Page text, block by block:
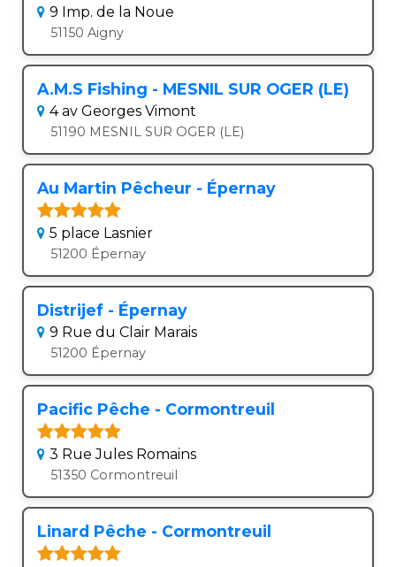
9 Imp. de la Noue
51150 Aigny
A.M.S Fishing - MESNIL SUR OGER (LE)
4 av Georges Vimont
51190 MESNIL SUR OGER (LE)
Au Martin Pêcheur - Épernay
5 place Lasnier
51200 Épernay
Distrijef - Épernay
9 Rue du Clair Marais
51200 Épernay
Pacific Pêche - Cormontreuil
3 Rue Jules Romains
51350 Cormontreuil
Linard Pêche - Cormontreuil